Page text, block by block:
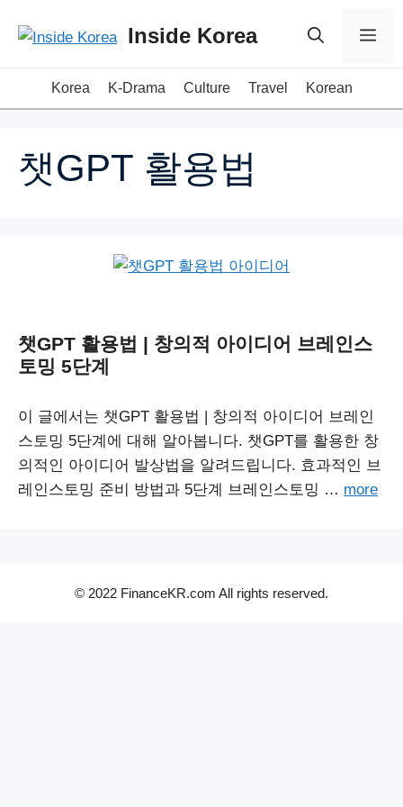
Inside Korea
Korea K-Drama Culture Travel Korean
챗GPT 활용법
챗GPT 활용법 | 창의적 아이디어 브레인스
토밍 5단계
이 글에서는 챗GPT 활용법 | 창의적 아이디어 브레인
스토밍 5단계에 대해 알아봅니다. 챗GPT를 활용한 창
의적인 아이디어 발상법을 알려드립니다. 효과적인 브
레인스토밍 준비 방법과 5단계 브레인스토밍 … more
© 2022 FinanceKR.com All rights reserved.